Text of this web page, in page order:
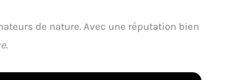
de nature. Avec une réputation bien
.